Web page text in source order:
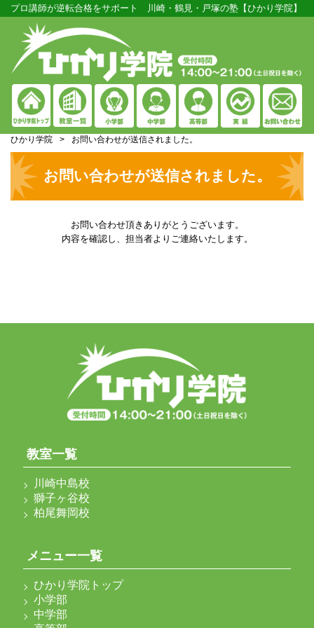
プロ講師が逆転合格をサポート 川崎・鶴見・戸塚の塾【ひかり学院】
ひかり学院 > お問い合わせが送信されました。
お問い合わせが送信されました。
お問い合わせ頂きありがとうございます。
内容を確認し、担当者よりご連絡いたします。
教室一覧
川崎中島校
獅子ヶ谷校
柏尾舞岡校
メニュー一覧
ひかり学院トップ
小学部
中学部